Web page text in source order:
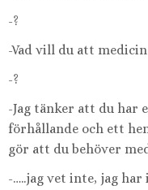
-?
-Vad vill du att
-?
-Jag tänker att du har
förhållande och ett
gör att du behöver
-…..jag vet inte, jag